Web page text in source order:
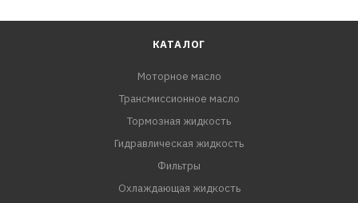
КАТАЛОГ
Моторное масло
Трансмиссионное масло
Тормозная жидкость
Гидравлическая жидкость
Фильтры
Охлаждающая жидкость